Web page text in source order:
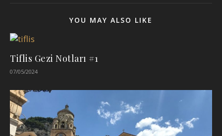
YOU MAY ALSO LIKE
Tiflis Gezi Notları #1
07/05/2024